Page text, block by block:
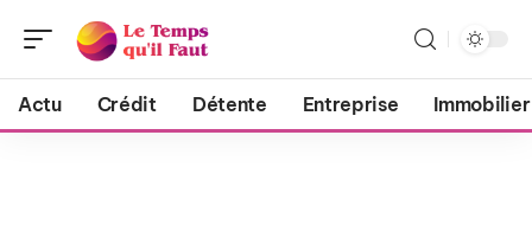
Actu Crédit Détente Entreprise Immobilier